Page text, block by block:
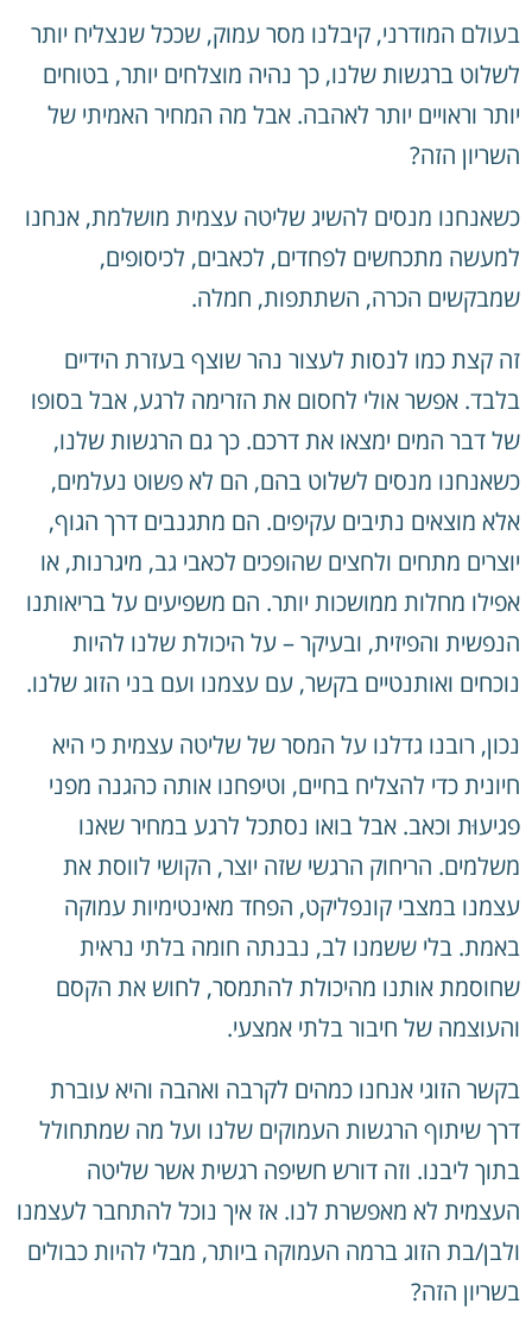
בעולם המודרני, קיבלנו מסר עמוק, שככל שנצליח יותר
לשלוט ברגשות שלנו, כך נהיה מוצלחים יותר, בטוחים
יותר וראויים יותר לאהבה. אבל מה המחיר האמיתי של
השריון הזה?
כשאנחנו מנסים להשיג שליטה עצמית מושלמת, אנחנו
למעשה מתכחשים לפחדים, לכאבים, לכיסופים,
שמבקשים הכרה, השתתפות, חמלה.
זה קצת כמו לנסות לעצור נהר שוצף בעזרת הידיים
בלבד. אפשר אולי לחסום את הזרימה לרגע, אבל בסופו
של דבר המים ימצאו את דרכם. כך גם הרגשות שלנו,
כשאנחנו מנסים לשלוט בהם, הם לא פשוט נעלמים,
אלא מוצאים נתיבים עקיפים. הם מתגנבים דרך הגוף,
יוצרים מתחים ולחצים שהופכים לכאבי גב, מיגרנות, או
אפילו מחלות ממושכות יותר. הם משפיעים על בריאותנו
הנפשית והפיזית, ובעיקר – על היכולת שלנו להיות
נוכחים ואותנטיים בקשר, עם עצמנו ועם בני הזוג שלנו.
נכון, רובנו גדלנו על המסר של שליטה עצמית כי היא
חיונית כדי להצליח בחיים, וטיפחנו אותה כהגנה מפני
פגיעוּת וכאב. אבל בואו נסתכל לרגע במחיר שאנו
משלמים. הריחוק הרגשי שזה יוצר, הקושי לווסת את
עצמנו במצבי קונפליקט, הפחד מאינטימיות עמוקה
באמת. בלי ששמנו לב, נבנתה חומה בלתי נראית
שחוסמת אותנו מהיכולת להתמסר, לחוש את הקסם
והעוצמה של חיבור בלתי אמצעי.
בקשר הזוגי אנחנו כמהים לקרבה ואהבה והיא עוברת
דרך שיתוף הרגשות העמוקים שלנו ועל מה שמתחולל
בתוך ליבנו. וזה דורש חשיפה רגשית אשר שליטה
העצמית לא מאפשרת לנו. אז איך נוכל להתחבר לעצמנו
ולבן/בת הזוג ברמה העמוקה ביותר, מבלי להיות כבולים
בשריון הזה?